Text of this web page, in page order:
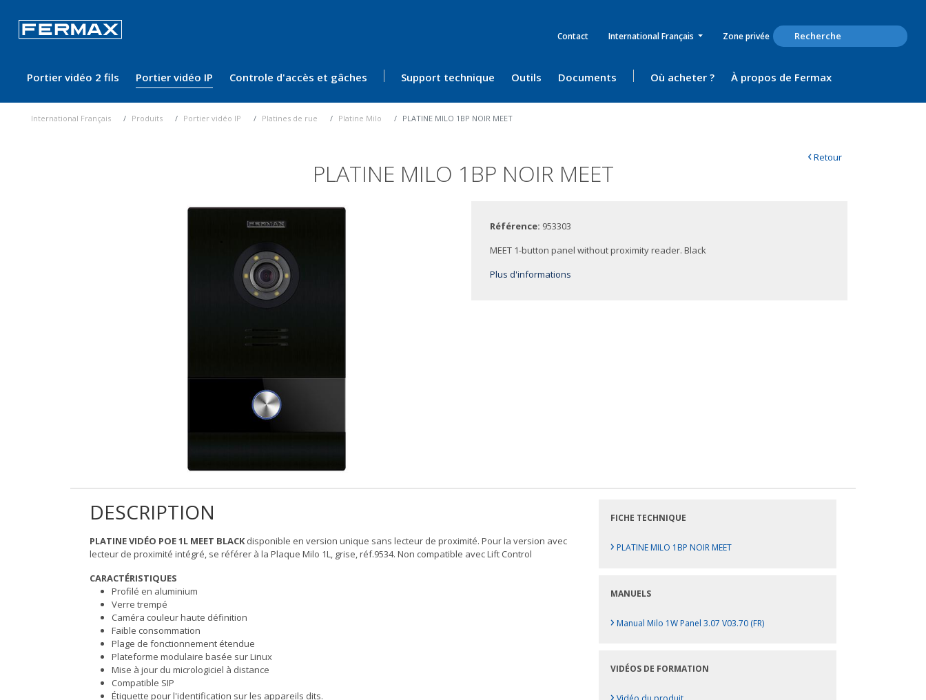
Contact International Français Zone privée
Portier vidéo 2 fils Portier vidéo IP Controle d'accès et gâches Support technique Outils Documents Où acheter ? À propos de Fermax
International Français Produits Portier vidéo IP Platines de rue Platine Milo PLATINE MILO 1BP NOIR MEET
PLATINE MILO 1BP NOIR MEET
‹Retour
Référence: 953303
MEET 1-button panel without proximity reader. Black
Plus d'informations
DESCRIPTION
PLATINE VIDÉO POE 1L MEET BLACKdisponible en version unique sans lecteur de proximité. Pour la version avec
lecteur de proximité intégré, se référer à la Plaque Milo 1L, grise, réf.9534. Non compatible avec Lift Control
CARACTÉRISTIQUES
Profilé en aluminium
Verre trempé
Caméra couleur haute définition
Faible consommation
Plage de fonctionnement étendue
Plateforme modulaire basée sur Linux
Mise à jour du micrologiciel à distance
Compatible SIP
Étiquette pour l'identification sur les appareils dits.
FICHE TECHNIQUE
› PLATINE MILO 1BP NOIR MEET
MANUELS
› Manual Milo 1W Panel 3.07 V03.70 (FR)
VIDÉOS DE FORMATION